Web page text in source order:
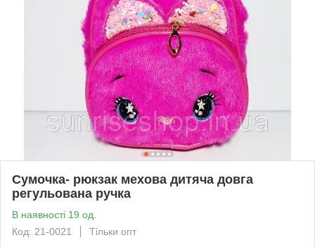
Сумочка- рюкзак мехова дитяча довга
регульована ручка
В наявності 19 од.
Код: 21-0021
Тільки опт